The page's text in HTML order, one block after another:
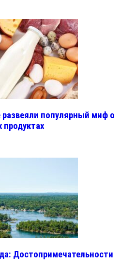
развеяли популярный миф о
Достопримечательности